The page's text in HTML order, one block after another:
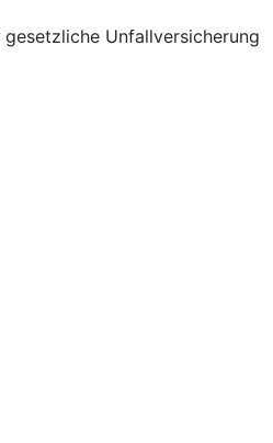
Unfallversicherung